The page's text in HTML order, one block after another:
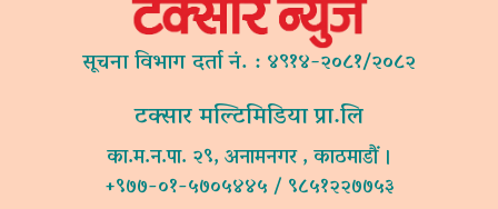
सूचना विभाग दर्ता नं. : ४९१४-२०८१/२०८२
टक्सार मल्टिमिडिया प्रा.लि
का.म.न.पा. २९, अनामनगर , काठमाडौं ।
+९७७-०१-५७०५४४५ / ९८५१२२७७५३